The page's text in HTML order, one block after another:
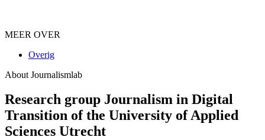
MEER OVER
Overig
About Journalismlab
Research group Journalism in Digital
Transition of the University of Applied
Sciences Utrecht